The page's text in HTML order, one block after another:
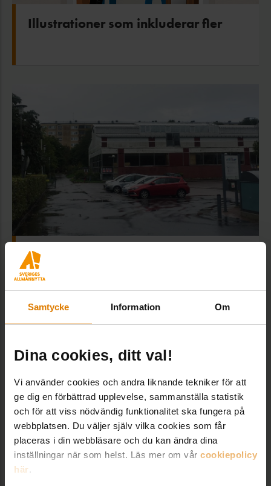
Samtycke Information Om
Dina cookies, ditt val!
Vi använder cookies och andra liknande tekniker för att
ge dig en förbättrad upplevelse, sammanställa statistik
och för att viss nödvändig funktionalitet ska fungera på
webbplatsen. Du väljer själv vilka cookies som får
placeras i din webbläsare och du kan ändra dina
inställningar när som helst. Läs mer om vår cookiepolicy
här.
Illustrationer som inkluderar fler
Innovationslabbet i Göteborg